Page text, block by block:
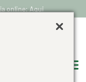
online: Aqui